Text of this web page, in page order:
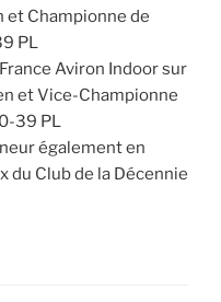
et Championne de
PL
Aviron Indoor sur
et Vice-Championne
39 PL
également en
du Club de la Décennie